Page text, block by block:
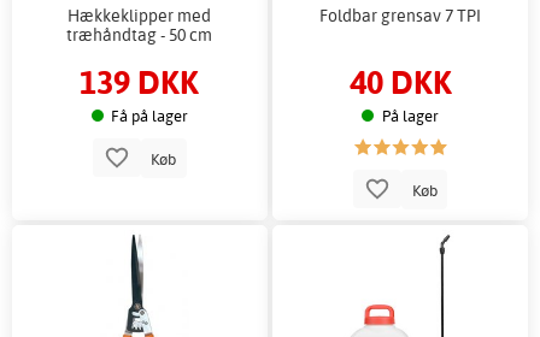
Hækkeklipper med
træhåndtag - 50 cm
139 DKK
Få på lager
Køb
Foldbar grensav 7 TPI
40 DKK
På lager
Køb